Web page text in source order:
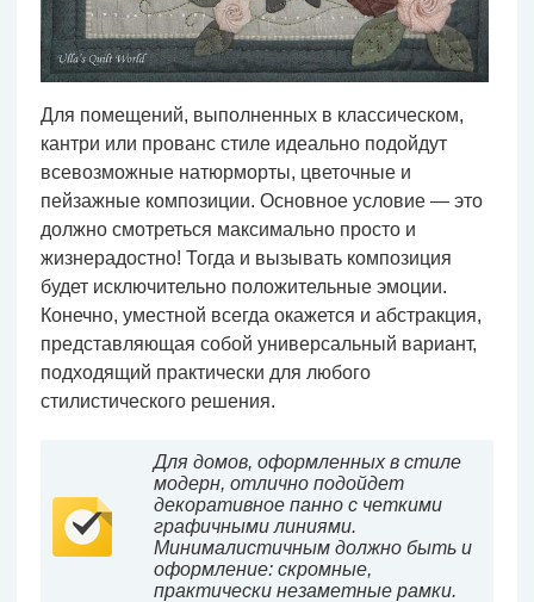
Для помещений, выполненных в классическом,
кантри или прованс стиле идеально подойдут
всевозможные натюрморты, цветочные и
пейзажные композиции. Основное условие — это
должно смотреться максимально просто и
жизнерадостно! Тогда и вызывать композиция
будет исключительно положительные эмоции.
Конечно, уместной всегда окажется и абстракция,
представляющая собой универсальный вариант,
подходящий практически для любого
стилистического решения.
Для домов, оформленных в стиле
модерн, отлично подойдет
декоративное панно с четкими
графичными линиями.
Минималистичным должно быть и
оформление: скромные,
практически незаметные рамки.